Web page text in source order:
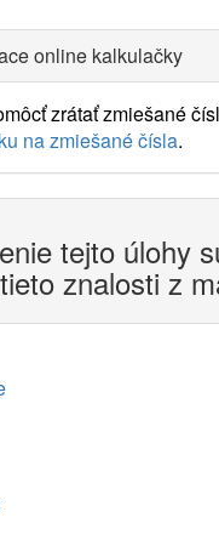
online kalkulačky
zrátať zmiešané
na zmiešané čísla.
tejto úlohy
znalosti z